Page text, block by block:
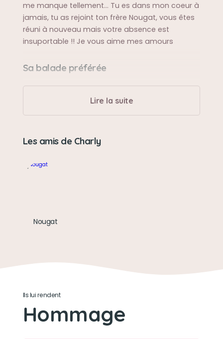
me manque tellement... Tu es dans mon coeur à
jamais, tu as rejoint ton frère Nougat, vous êtes
réuni à nouveau mais votre absence est
insuportable !! Je vous aime mes amours
Sa balade préférée
La montagne, Le Mont Faron
Sa bêtise préférée
Jouer avec le tuyau d'arrosage
Son caractère
Son jouet préféré
Son loisir préféré
Lire la suite
Les amis de Charly
Nougat
Ils lui rendent
Hommage